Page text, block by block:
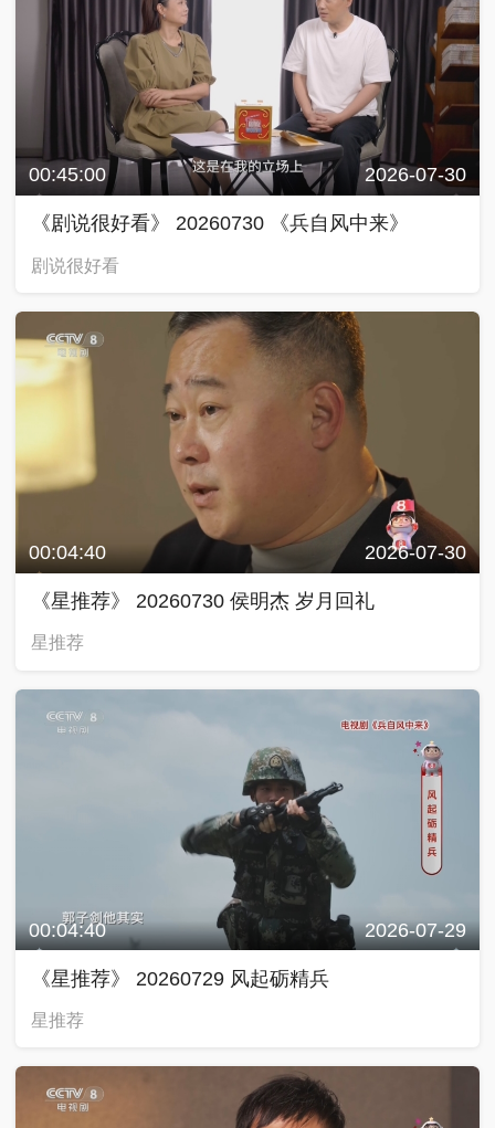
00:45:00 2026-07-30
《剧说很好看》 20260730 《兵自风中来》
剧说很好看
00:04:40 2026-07-30
《星推荐》 20260730 侯明杰 岁月回礼
星推荐
00:04:40 2026-07-29
《星推荐》 20260729 风起砺精兵
星推荐